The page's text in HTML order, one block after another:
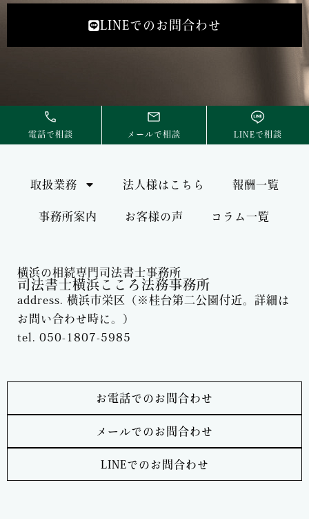
LINEでのお問合わせ
電話で相談 メールで相談 LINEで相談
取扱業務 法人様はこちら 報酬一覧
事務所案内 お客様の声 コラム一覧
横浜の相続専門司法書士事務所
司法書士横浜こころ法務事務所
address. 横浜市栄区（※桂台第二公園付近。詳細は
お問い合わせ時に。）
tel. 050-1807-5985
お電話でのお問合わせ
メールでのお問合わせ
LINEでのお問合わせ